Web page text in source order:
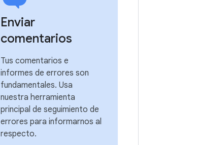
Enviar
comentarios
Tus comentarios e
informes de errores son
fundamentales. Usa
nuestra herramienta
principal de seguimiento de
errores para informarnos al
respecto.